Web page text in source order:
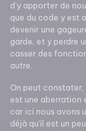
d’y apporter de
que du code y est
devenir une
garde, et y perdre
casser des
autre.
On peut constater,
est une aberration
car ici nous avons
déjà qu’il est un